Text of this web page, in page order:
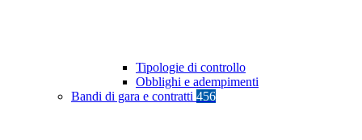
Tipologie di controllo
Obblighi e adempimenti
Bandi di gara e contratti 456